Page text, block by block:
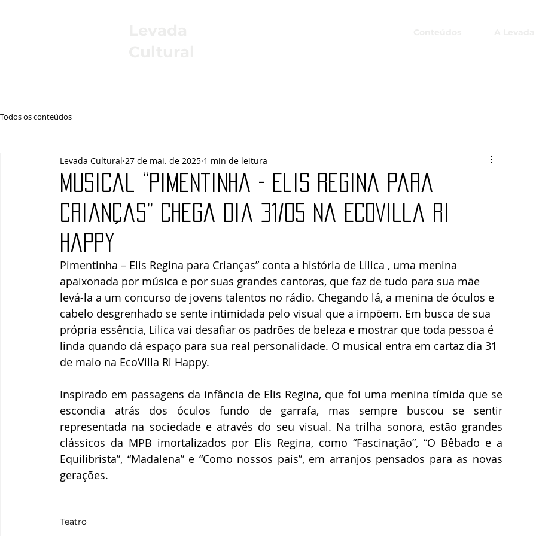
Todos os conteúdos
Musical “Pimentinha - Elis Regina para
Crianças” chega dia 31/05 na EcoVilla Ri
Happy
Levada Cultural 27 de mai. de 2025 1 min de leitura
Pimentinha – Elis Regina para Crianças” conta a história de Lilica , uma menina
apaixonada por música e por suas grandes cantoras, que faz de tudo para sua mãe
levá-la a um concurso de jovens talentos no rádio. Chegando lá, a menina de óculos e
cabelo desgrenhado se sente intimidada pelo visual que a impõem. Em busca de sua
própria essência, Lilica vai desafiar os padrões de beleza e mostrar que toda pessoa é
linda quando dá espaço para sua real personalidade. O musical entra em cartaz dia 31
de maio na EcoVilla Ri Happy.
Inspirado em passagens da infância de Elis Regina, que foi uma menina tímida que se
escondia atrás dos óculos fundo de garrafa, mas sempre buscou se sentir
representada na sociedade e através do seu visual. Na trilha sonora, estão grandes
clássicos da MPB imortalizados por Elis Regina, como “Fascinação”, “O Bêbado e a
Equilibrista”, “Madalena” e “Como nossos pais”, em arranjos pensados para as novas
gerações.
Teatro